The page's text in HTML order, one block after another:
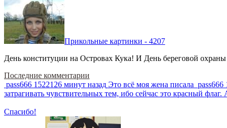
Прикольные картинки - 4207
День конституции на Островах Кука! И День береговой
Последние комментарии
pass666 1522126 минут назад Это всё моя жена писала pass666
затрагивать чувствительных тем, ибо сейчас это красный
Спасибо!